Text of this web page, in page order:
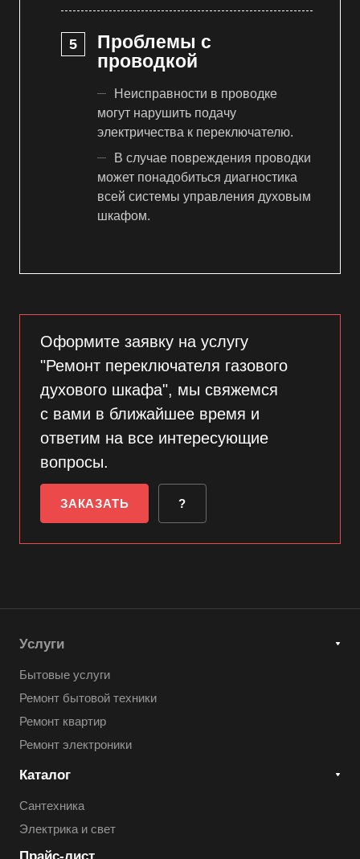
Проблемы с
проводкой
Неисправности в проводке
могут нарушить подачу
электричества к переключателю.
В случае повреждения проводки
может понадобиться диагностика
всей системы управления духовым
шкафом.
Оформите заявку на услугу
"Ремонт переключателя газового
духового шкафа", мы свяжемся
с вами в ближайшее время и
ответим на все интересующие
вопросы.
ЗАКАЗАТЬ ?
Услуги
Бытовые услуги
Ремонт бытовой техники
Ремонт квартир
Ремонт электроники
Каталог
Сантехника
Электрика и свет